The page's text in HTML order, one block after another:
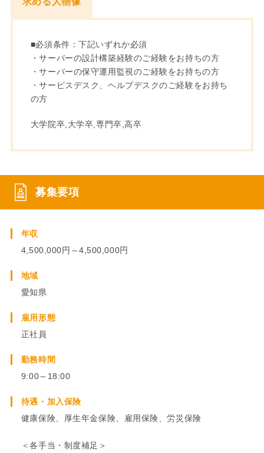
■必須条件：下記いずれか必須
・サーバーの設計構築経験のご経験をお持ちの方
・サーバーの保守運用監視のご経験をお持ちの方
・サービスデスク、ヘルプデスクのご経験をお持ち
の方
大学院卒,大学卒,専門卒,高卒
募集要項
年収
4,500,000円～4,500,000円
地域
愛知県
雇用形態
正社員
勤務時間
9:00～18:00
待遇・加入保険
健康保険、厚生年金保険、雇用保険、労災保険
＜各手当・制度補足＞